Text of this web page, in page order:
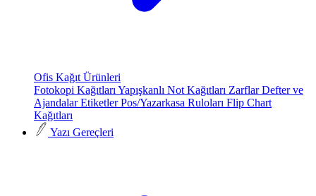
Ofis Kağıt Ürünleri
Fotokopi Kağıtları Yapışkanlı Not Kağıtları ZarflarDefter ve
AjandalarEtiketlerPos/Yazarkasa Ruloları Flip Chart
Kağıtları
Yazı Gereçleri